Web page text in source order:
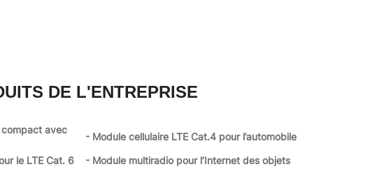
DE L'ENTREPRISE
compact avec
- Module cellulaire LTE Cat.4 pour l’automobile
le LTE Cat. 6
- Module multiradio pour l’Internet des objets